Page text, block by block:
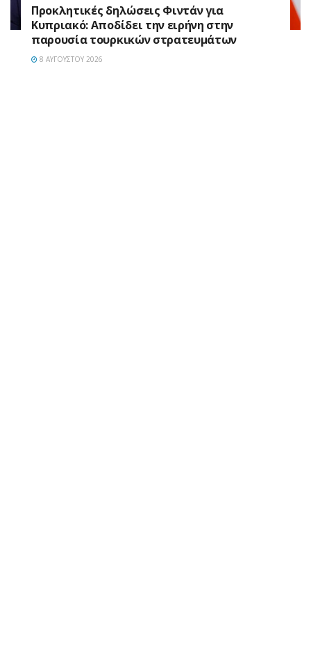
Προκλητικές δηλώσεις Φιντάν για
Κυπριακό: Αποδίδει την ειρήνη στην
παρουσία τουρκικών στρατευμάτων
8 ΑΥΓΟΎΣΤΟΥ 2026